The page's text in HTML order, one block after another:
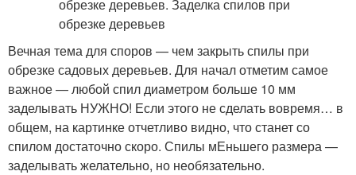
Вечная тема для споров — чем закрыть спилы при
обрезке садовых деревьев. Для начал отметим самое
важное — любой спил диаметром больше 10 мм
заделывать НУЖНО! Если этого не сделать вовремя… в
общем, на картинке отчетливо видно, что станет со
спилом достаточно скоро. Спилы мЕньшего размера —
заделывать желательно, но необязательно.